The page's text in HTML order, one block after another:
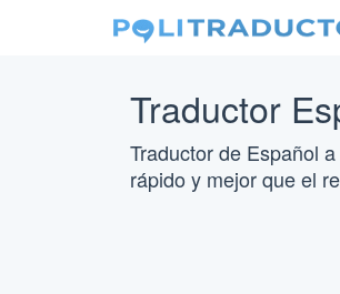
Traductor
Traductor de Español
rápido y mejor que el